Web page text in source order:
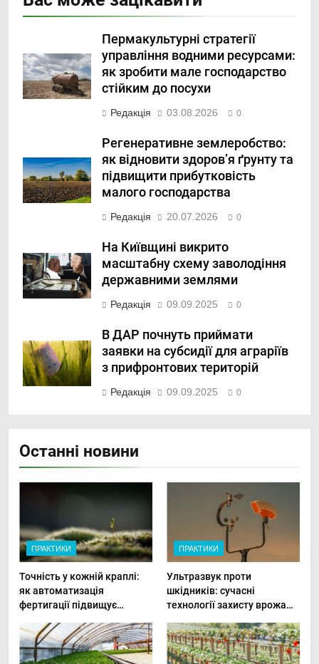
Пермакультурні стратегії
управління водними ресурсами:
як зробити мале господарство
стійким до посухи
Редакція 03.08.2026 0
Регенеративне землеробство:
як відновити здоров’я ґрунту та
підвищити прибутковість
малого господарства
Редакція 20.07.2026 0
На Київщині викрито
масштабну схему заволодіння
державними землями
Редакція 09.09.2025 0
В ДАР почнуть приймати
заявки на субсидії для аграріїв
з прифронтових територій
Редакція 09.09.2025 0
Останні новини
ПРАКТИКИ
Точність у кожній краплі:
як автоматизація
фертигації підвищує
ПРАКТИКИ
Ультразвук проти
шкідників: сучасні
технології захисту врожаю